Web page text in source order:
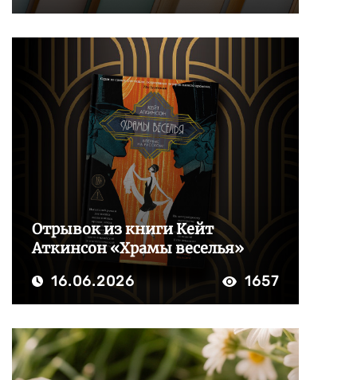
Отрывок из книги Кейт
Аткинсон «Храмы веселья»
16.06.2026 1657